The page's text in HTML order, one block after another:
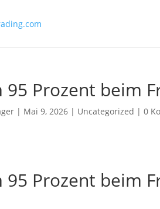
95 Prozent beim
| Mai 9, 2026 | Uncategorized |0
95 Prozent beim